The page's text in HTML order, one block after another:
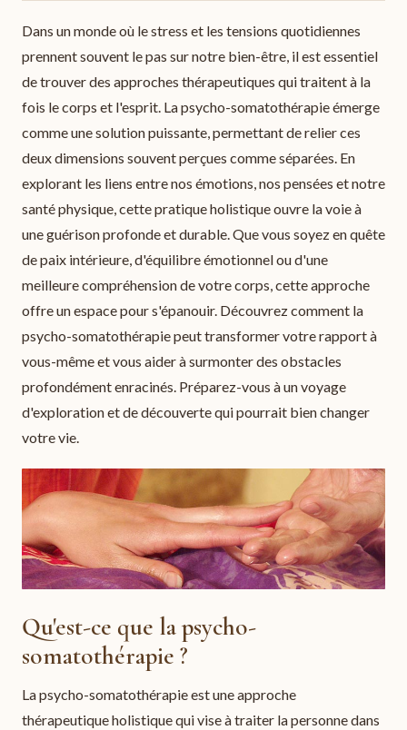
Dans un monde où le stress et les tensions quotidiennes
prennent souvent le pas sur notre bien-être, il est essentiel
de trouver des approches thérapeutiques qui traitent à la
fois le corps et l'esprit. La psycho-somatothérapie émerge
comme une solution puissante, permettant de relier ces
deux dimensions souvent perçues comme séparées. En
explorant les liens entre nos émotions, nos pensées et notre
santé physique, cette pratique holistique ouvre la voie à
une guérison profonde et durable. Que vous soyez en quête
de paix intérieure, d'équilibre émotionnel ou d'une
meilleure compréhension de votre corps, cette approche
offre un espace pour s'épanouir. Découvrez comment la
psycho-somatothérapie peut transformer votre rapport à
vous-même et vous aider à surmonter des obstacles
profondément enracinés. Préparez-vous à un voyage
d'exploration et de découverte qui pourrait bien changer
votre vie.
Qu'est-ce que la psycho-
somatothérapie ?
La psycho-somatothérapie est une approche
thérapeutique holistique qui vise à traiter la personne dans